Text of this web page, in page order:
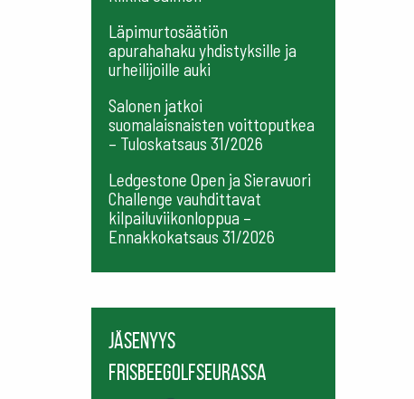
Läpimurtosäätiön
apurahahaku yhdistyksille ja
urheilijoille auki
Salonen jatkoi
suomalaisnaisten voittoputkea
– Tuloskatsaus 31/2026
Ledgestone Open ja Sieravuori
Challenge vauhdittavat
kilpailuviikonloppua –
Ennakkokatsaus 31/2026
Jäsenyys
frisbeegolfseurassa